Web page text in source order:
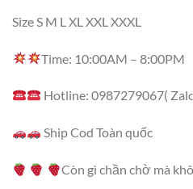
Size S M L XL XXL XXXL
Time: 10:00AM – 8:00PM
Hotline: 0987279067(
Ship Cod Toàn quốc
Còn gì chần chờ mà